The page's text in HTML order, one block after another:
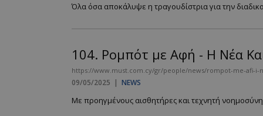
Όλα όσα αποκάλυψε η τραγουδίστρια για την
104. Ρομπότ με Αφή - Η Νέα
https://www.must.com.cy/gr/people/news/rompot-me-afi-i-
09/05/2025 | NEWS
Με προηγμένους αισθητήρες και τεχνητή
Τα απολύτως